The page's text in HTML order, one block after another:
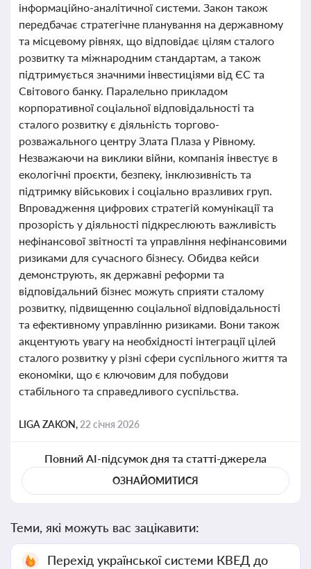
інформаційно-аналітичної системи. Закон також
передбачає стратегічне планування на державному
та місцевому рівнях, що відповідає цілям сталого
розвитку та міжнародним стандартам, а також
підтримується значними інвестиціями від ЄС та
Світового банку. Паралельно прикладом
корпоративної соціальної відповідальності та
сталого розвитку є діяльність торгово-
розважального центру Злата Плаза у Рівному.
Незважаючи на виклики війни, компанія інвестує в
екологічні проєкти, безпеку, інклюзивність та
підтримку військових і соціально вразливих груп.
Впровадження цифрових стратегій комунікації та
прозорість у діяльності підкреслюють важливість
нефінансової звітності та управління нефінансовими
ризиками для сучасного бізнесу. Обидва кейси
демонструють, як державні реформи та
відповідальний бізнес можуть сприяти сталому
розвитку, підвищенню соціальної відповідальності
та ефективному управлінню ризиками. Вони також
акцентують увагу на необхідності інтеграції цілей
сталого розвитку у різні сфери суспільного життя та
економіки, що є ключовим для побудови
стабільного та справедливого суспільства.
LIGA ZAKON, 22 січня 2026
Повний AI-підсумок дня та статті-джерела
ОЗНАЙОМИТИСЯ
Теми, які можуть вас зацікавити:
Перехід української системи КВЕД до